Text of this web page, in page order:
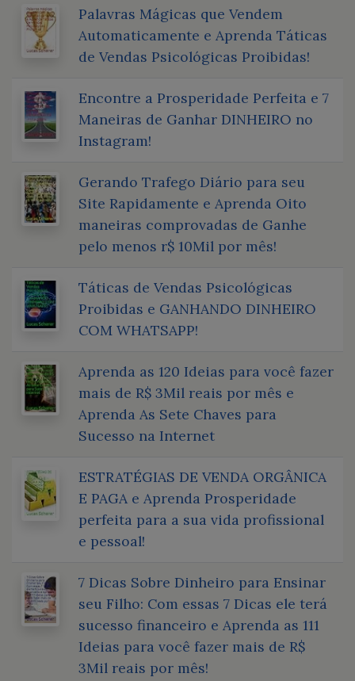
Palavras Mágicas que Vendem
Automaticamente e Aprenda Táticas
de Vendas Psicológicas Proibidas!
Encontre a Prosperidade Perfeita e 7
Maneiras de Ganhar DINHEIRO no
Instagram!
Gerando Trafego Diário para seu
Site Rapidamente e Aprenda Oito
maneiras comprovadas de Ganhe
pelo menos r$ 10Mil por mês!
Táticas de Vendas Psicológicas
Proibidas e GANHANDO DINHEIRO
COM WHATSAPP!
Aprenda as 120 Ideias para você fazer
mais de R$ 3Mil reais por mês e
Aprenda As Sete Chaves para
Sucesso na Internet
ESTRATÉGIAS DE VENDA ORGÂNICA
E PAGA e Aprenda Prosperidade
perfeita para a sua vida profissional
e pessoal!
7 Dicas Sobre Dinheiro para Ensinar
seu Filho: Com essas 7 Dicas ele terá
sucesso financeiro e Aprenda as 111
Ideias para você fazer mais de R$
3Mil reais por mês!